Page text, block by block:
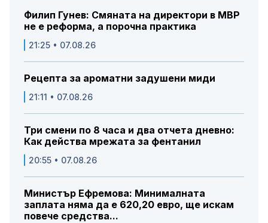
Филип Гунев: Смяната на директори в МВР
не е реформа, а порочна практика
21:25 • 07.08.26
Рецепта за ароматни задушени миди
21:11 • 07.08.26
Три смени по 8 часа и два отчета дневно:
Как действа мрежата за фентанил
20:55 • 07.08.26
Министър Ефремова: Минималната
заплата няма да е 620,20 евро, ще искам
повече средства...